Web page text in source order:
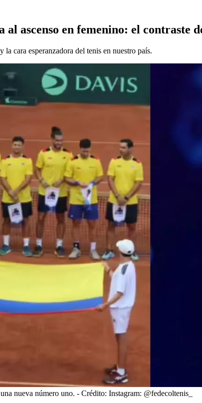
ascenso en femenino: el contraste
cara esperanzadora del tenis en nuestro país.
nueva número uno. - Crédito: Instagram: @fedecoltenis_